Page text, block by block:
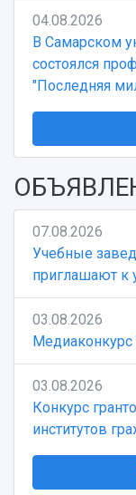
04.08.2026
В Самарском
состоялся
"Последняя
07.08.2026
Учебные
приглашают к
03.08.2026
03.08.2026
Конкурс
институтов